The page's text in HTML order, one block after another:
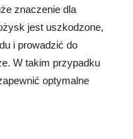
znaczenie dla
jest uszkodzone,
i prowadzić do
W takim przypadku
optymalne